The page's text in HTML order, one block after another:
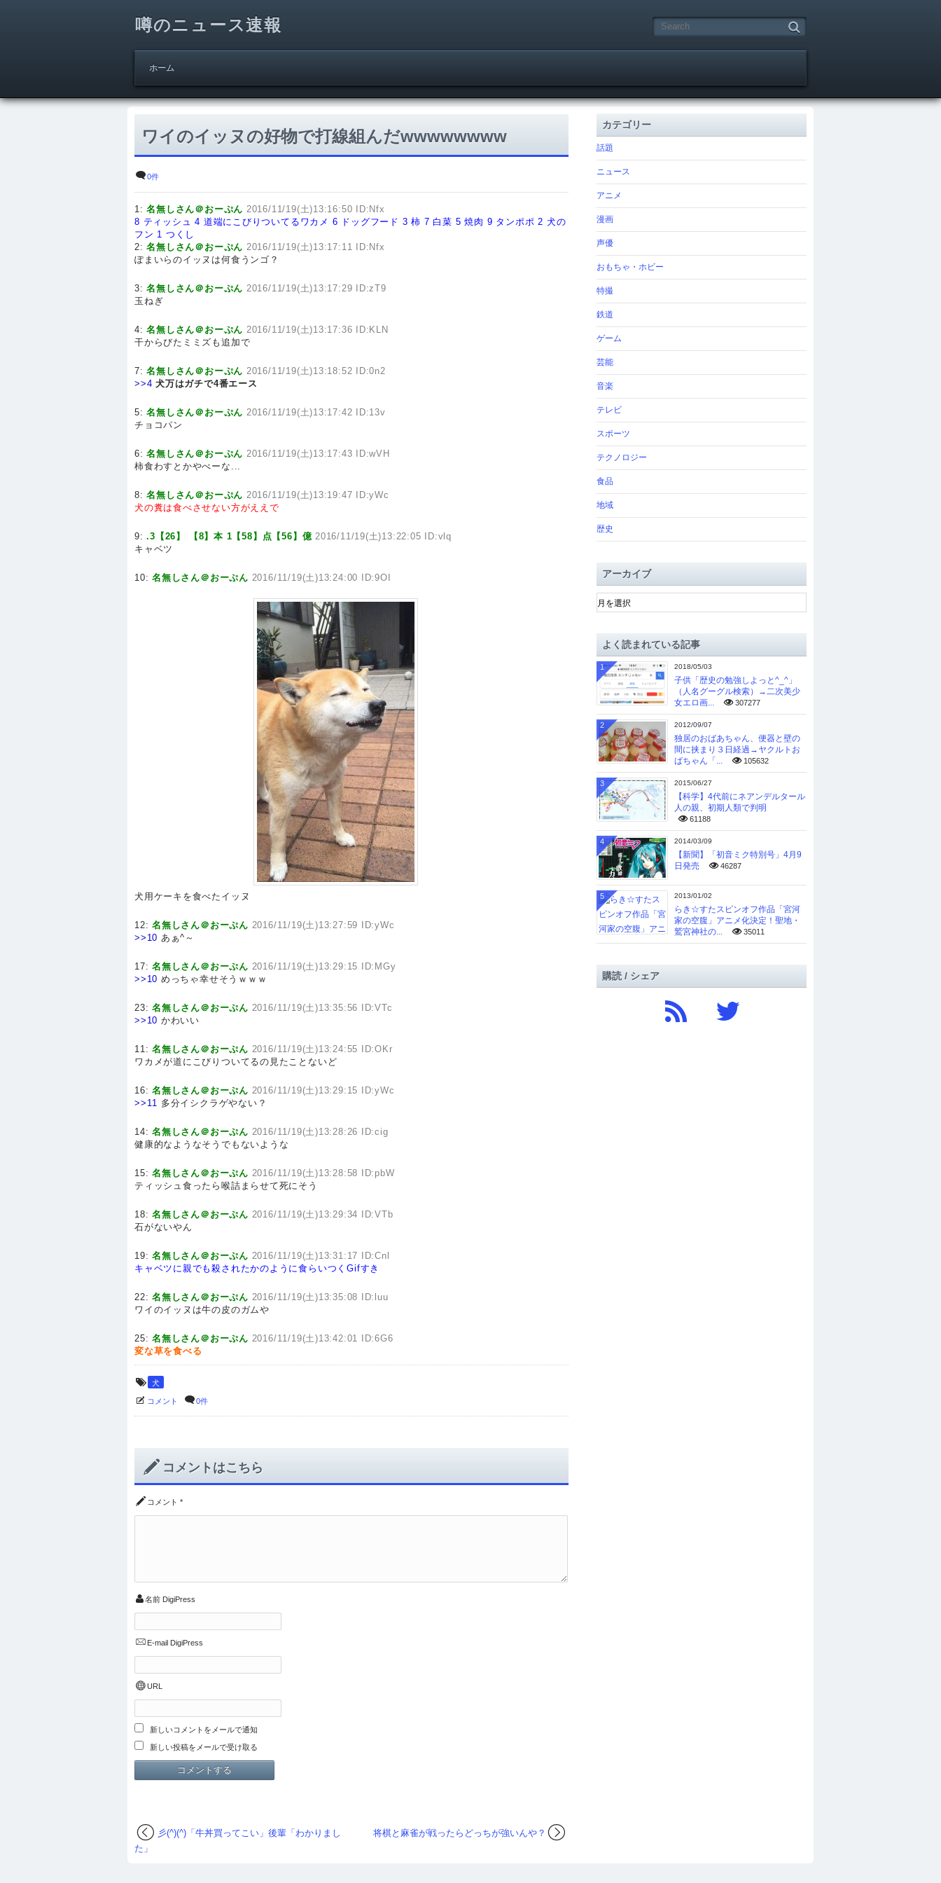
噂のニュース速報
ホーム
ワイのイッヌの好物で打線組んだwwwwwwww
0件
1:名無しさん＠おーぷん 2016/11/19(土)13:16:50 ID:Nfx
8 ティッシュ 4 道端にこびりついてるワカメ 6 ドッグフード 3 柿 7 白菜 5 焼肉 9 タンポポ 2 犬の
フン 1 つくし
2:名無しさん＠おーぷん 2016/11/19(土)13:17:11 ID:Nfx
ぽまいらのイッヌは何食うンゴ？
3:名無しさん＠おーぷん 2016/11/19(土)13:17:29 ID:zT9
玉ねぎ
4:名無しさん＠おーぷん 2016/11/19(土)13:17:36 ID:KLN
干からびたミミズも追加で
7:名無しさん＠おーぷん 2016/11/19(土)13:18:52 ID:0n2
>>4 犬万はガチで4番エース
5:名無しさん＠おーぷん 2016/11/19(土)13:17:42 ID:13v
チョコパン
6:名無しさん＠おーぷん 2016/11/19(土)13:17:43 ID:wVH
柿食わすとかやべーな...
8:名無しさん＠おーぷん 2016/11/19(土)13:19:47 ID:yWc
犬の糞は食べさせない方がええで
9:.3【26】 【8】本 1【58】点【56】億 2016/11/19(土)13:22:05 ID:vlq
キャベツ
10:名無しさん＠おーぷん 2016/11/19(土)13:24:00 ID:9OI
犬用ケーキを食べたイッヌ
12:名無しさん＠おーぷん 2016/11/19(土)13:27:59 ID:yWc
>>10 あぁ^～
17:名無しさん＠おーぷん 2016/11/19(土)13:29:15 ID:MGy
>>10 めっちゃ幸せそうｗｗｗ
23:名無しさん＠おーぷん 2016/11/19(土)13:35:56 ID:VTc
>>10 かわいい
11:名無しさん＠おーぷん 2016/11/19(土)13:24:55 ID:OKr
ワカメが道にこびりついてるの見たことないど
16:名無しさん＠おーぷん 2016/11/19(土)13:29:15 ID:yWc
>>11 多分イシクラゲやない？
14:名無しさん＠おーぷん 2016/11/19(土)13:28:26 ID:cig
健康的なようなそうでもないような
15:名無しさん＠おーぷん 2016/11/19(土)13:28:58 ID:pbW
ティッシュ食ったら喉詰まらせて死にそう
18:名無しさん＠おーぷん 2016/11/19(土)13:29:34 ID:VTb
石がないやん
19:名無しさん＠おーぷん 2016/11/19(土)13:31:17 ID:Cnl
キャベツに親でも殺されたかのように食らいつくGifすき
22:名無しさん＠おーぷん 2016/11/19(土)13:35:08 ID:luu
ワイのイッヌは牛の皮のガムや
25:名無しさん＠おーぷん 2016/11/19(土)13:42:01 ID:6G6
変な草を食べる
犬
コメント 0件
コメントはこちら
コメント *
名前 DigiPress
E-mail DigiPress
URL
新しいコメントをメールで通知
新しい投稿をメールで受け取る
将棋と麻雀が戦ったらどっちが強いんや？
彡(^)(^)「牛丼買ってこい」後輩「わかりまし
た」
カテゴリー
話題
ニュース
アニメ
漫画
声優
おもちゃ・ホビー
特撮
鉄道
ゲーム
芸能
音楽
テレビ
スポーツ
テクノロジー
食品
地域
歴史
アーカイブ
ア
ー
ブよく読まれている記事
2018/05/03
子供「歴史の勉強しよっと^_^」
（人名グーグル検索）→二次美少
女エロ画...
307277
1
2012/09/07
独居のおばあちゃん、便器と壁の
間に挟まり３日経過→ヤクルトお
ばちゃん「...
105632
2
2015/06/27
【科学】4代前にネアンデルタール
人の親、初期人類で判明
61188
3
2014/03/09
【新聞】「初音ミク特別号」4月9
日発売
46287
4
2013/01/02
らき☆すたスピンオフ作品「宮河
家の空腹」アニメ化決定！聖地・
鷲宮神社の...
35011
5
購読 / シェア